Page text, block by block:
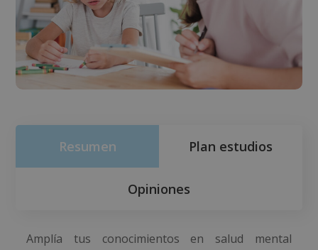
Resumen Plan estudios
Opiniones
Amplía tus conocimientos en salud mental